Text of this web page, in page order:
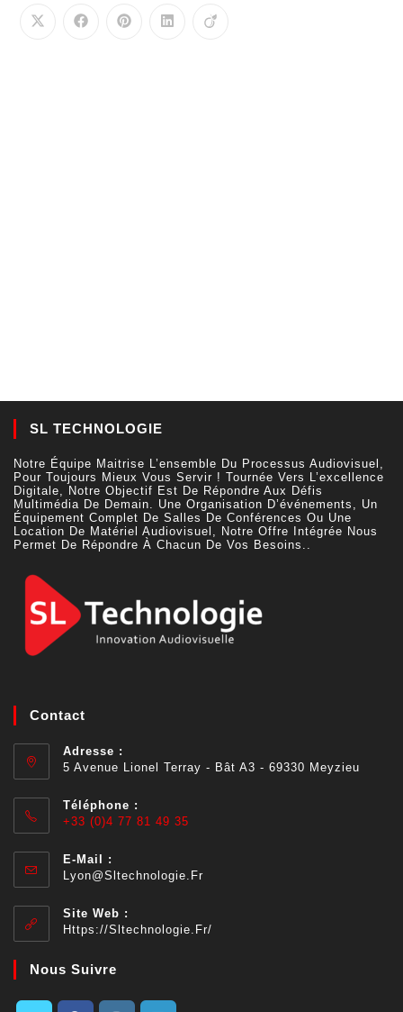
SL TECHNOLOGIE
Notre Équipe Maitrise L’ensemble Du Processus Audiovisuel,
Pour Toujours Mieux Vous Servir ! Tournée Vers L’excellence
Digitale, Notre Objectif Est De Répondre Aux Défis
Multimédia De Demain. Une Organisation D’événements, Un
Équipement Complet De Salles De Conférences Ou Une
Location De Matériel Audiovisuel, Notre Offre Intégrée Nous
Permet De Répondre À Chacun De Vos Besoins..
Contact
Adresse :
5 Avenue Lionel Terray - Bât A3 - 69330 Meyzieu
Téléphone :
+33 (0)4 77 81 49 35
E-Mail :
Lyon@sltechnologie.fr
Site Web :
Https://sltechnologie.fr/
Nous Suivre